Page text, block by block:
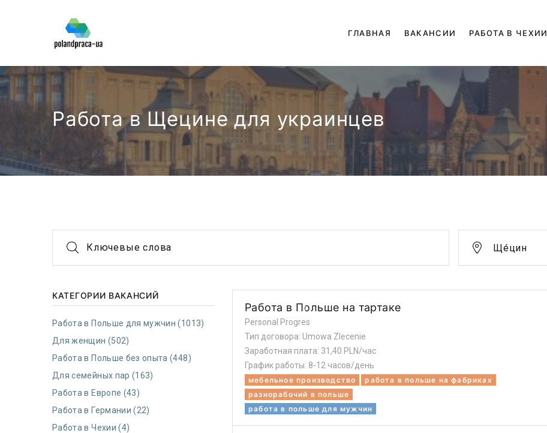
ГЛАВНАЯ ВАКАНСИИ РАБОТА В ЧЕХИИ
Работа в Щецине для украинцев
Ключевые слова Ще́цин
Работа в Польше на тартаке
Personal Progres
Тип договора: Umowa Zlecenie
Заработная плата: 31,40 PLN/час
График работы: 8-12 часов/день
мебельное производство
работа в польше на фабриках
разнорабочий в польше
работа в польше для мужчин
КАТЕГОРИИ ВАКАНСИЙ
Работа в Польше для мужчин (1013)
Для женщин (502)
Работа в Польше без опыта (448)
Для семейных пар (163)
Работа в Европе (43)
Работа в Германии (22)
Работа в Чехии (4)